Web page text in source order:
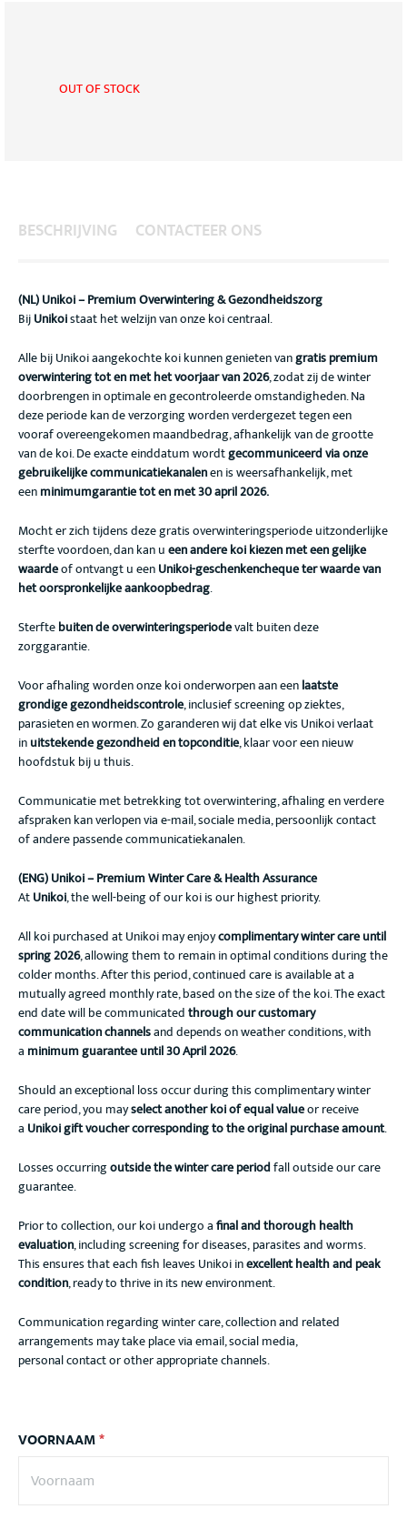
OUT OF STOCK
BESCHRIJVING CONTACTEER ONS
(NL) Unikoi – Premium Overwintering & Gezondheidszorg
BijUnikoistaat het welzijn van onze koi centraal.
Alle bij Unikoi aangekochte koi kunnen genieten vangratis premium
overwintering tot en met het voorjaar van 2026, zodat zij de winter
doorbrengen in optimale en gecontroleerde omstandigheden. Na
deze periode kan de verzorging worden verdergezet tegen een
vooraf overeengekomen maandbedrag, afhankelijk van de grootte
van de koi. De exacte einddatum wordtgecommuniceerd via onze
gebruikelijke communicatiekanalenen is weersafhankelijk, met
eenminimumgarantie tot en met 30 april 2026.
Mocht er zich tijdens deze gratis overwinteringsperiode uitzonderlijke
sterfte voordoen, dan kan ueen andere koi kiezen met een gelijke
waardeof ontvangt u eenUnikoi-geschenkencheque ter waarde van
het oorspronkelijke aankoopbedrag.
Sterftebuiten de overwinteringsperiodevalt buiten deze
zorggarantie.
Voor afhaling worden onze koi onderworpen aan eenlaatste
grondige gezondheidscontrole, inclusief screening op ziektes,
parasieten en wormen. Zo garanderen wij dat elke vis Unikoi verlaat
inuitstekende gezondheid en topconditie, klaar voor een nieuw
hoofdstuk bij u thuis.
Communicatie met betrekking tot overwintering, afhaling en verdere
afspraken kan verlopen via e-mail, sociale media, persoonlijk contact
of andere passende communicatiekanalen.
(ENG) Unikoi – Premium Winter Care & Health Assurance
AtUnikoi, the well-being of our koi is our highest priority.
All koi purchased at Unikoi may enjoycomplimentary winter care until
spring 2026, allowing them to remain in optimal conditions during the
colder months. After this period, continued care is available at a
mutually agreed monthly rate, based on the size of the koi. The exact
end date will be communicatedthrough our customary
communication channelsand depends on weather conditions, with
a minimum guarantee until 30 April 2026.
Should an exceptional loss occur during this complimentary winter
care period, you mayselect another koi of equal valueor receive
a Unikoi gift voucher corresponding to the original purchase amount.
Losses occurringoutside the winter care periodfall outside our care
guarantee.
Prior to collection, our koi undergo afinal and thorough health
evaluation, including screening for diseases, parasites and worms.
This ensures that each fish leaves Unikoi inexcellent health and peak
condition, ready to thrive in its new environment.
Communication regarding winter care, collection and related
arrangements may take place via email, social media,
personal contact or other appropriate channels.
VOORNAAM*